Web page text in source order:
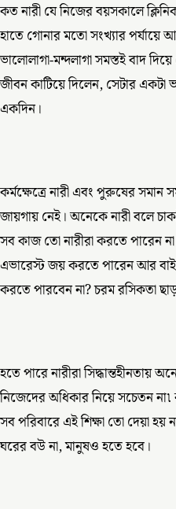
কত নারী যে নিজের বয়সকালে
হাতে গোনার মতো সংখ্যার
ভালোলাগা-মন্দলাগা সমস্তই বাদ
জীবন কাটিয়ে দিলেন, সেটার
একদিন।
কর্মক্ষেত্রে নারী এবং পুরুষের সমান
জায়গায় নেই। অনেকে নারী বলে
সব কাজ তো নারীরা করতে পারেন
এভারেস্ট জয় করতে পারেন আর
করতে পারবেন না? চরম রসিকতা
হতে পারে নারীরা সিদ্ধান্তহীনতায়
নিজেদের অধিকার নিয়ে সচেতন
সব পরিবারে এই শিক্ষা তো দেয়া
ঘরের বউ না, মানুষও হতে হবে।